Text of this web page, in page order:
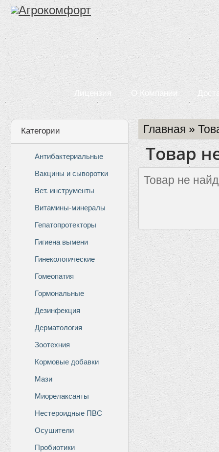
Лицензия О Компании
Категории
Антибактериальные
Вакцины и сыворотки
Вет. инструменты
Витамины-минералы
Гепатопротекторы
Гигиена вымени
Гинекологические
Гомеопатия
Гормональные
Дезинфекция
Дерматология
Зоотехния
Кормовые добавки
Мази
Миорелаксанты
Нестероидные ПВС
Осушители
Пробиотики
Главная »
Товар
Товар не